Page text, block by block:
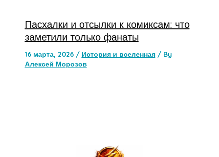
Пасхалки и отсылки к комиксам: что
заметили только фанаты
16 марта, 2026 / История и вселенная/ By
Алексей Морозов